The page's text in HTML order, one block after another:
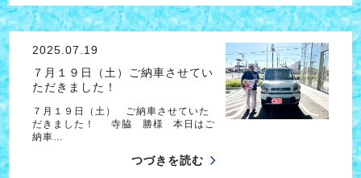
2025.07.19
７月１９日（土）ご納車させてい
ただきました！
７月１９日（土） ご納車させていた
だきました！ 寺脇 勝様 本日はご
納車…
つづきを読む